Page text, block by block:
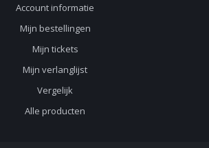
Account informatie
Mijn bestellingen
Mijn tickets
Mijn verlanglijst
Vergelijk
Alle producten